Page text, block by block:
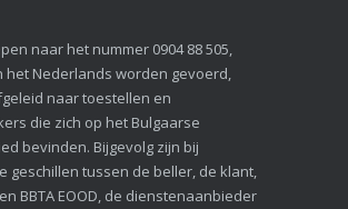
naar het nummer 0904 88 505,
het Nederlands worden gevoerd,
naar toestellen en
die zich op het Bulgaarse
bevinden. Bijgevolg zijn bij
geschillen tussen de beller, de klant,
BBTA EOOD, de dienstenaanbieder